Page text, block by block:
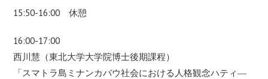
15:50-16:00 休憩
16:00-17:00
西川慧（東北大学大学院博士後期課程）
「スマトラ島ミナンカバウ社会における人格観念ハティ―